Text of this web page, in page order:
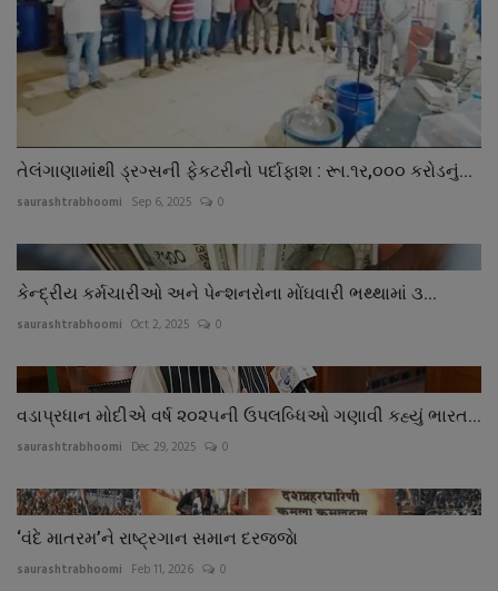
તેલંગાણામાંથી ડ્રગ્સની ફેકટરીનો પર્દાફાશ : રૂા.૧ર,૦૦૦ કરોડનું...
saurashtrabhoomi Sep 6, 2025 0
કેન્દ્રીય કર્મચારીઓ અને પેન્શનરોના મોંઘવારી ભથ્થામાં ૩...
saurashtrabhoomi Oct 2, 2025 0
વડાપ્રધાન મોદીએ વર્ષ ૨૦૨૫ની ઉપલબ્ધિઓ ગણાવી કહ્યું ભારત...
saurashtrabhoomi Dec 29, 2025 0
‘વંદે માતરમ’ને રાષ્ટ્રગાન સમાન દરજ્જાે
saurashtrabhoomi Feb 11, 2026 0